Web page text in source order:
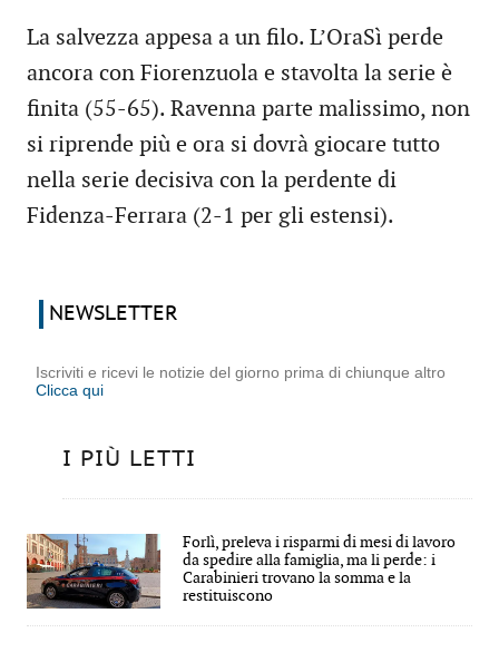
La salvezza appesa a un filo. L’OraSì perde
ancora con Fiorenzuola e stavolta la serie è
finita (55-65). Ravenna parte malissimo, non
si riprende più e ora si dovrà giocare tutto
nella serie decisiva con la perdente di
Fidenza-Ferrara (2-1 per gli estensi).
NEWSLETTER
Iscriviti e ricevi le notizie del giorno prima di chiunque altro
Clicca qui
I PIÙ LETTI
Forlì, preleva i risparmi di mesi di lavoro
da spedire alla famiglia, ma li perde: i
Carabinieri trovano la somma e la
restituiscono